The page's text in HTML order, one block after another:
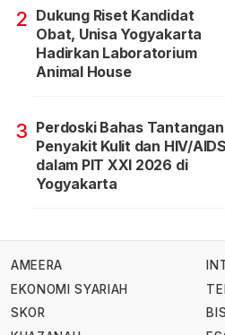
2 Dukung Riset Kandidat
Obat, Unisa Yogyakarta
Hadirkan Laboratorium
Animal House
3 Perdoski Bahas Tantangan
Penyakit Kulit dan HIV/AIDS
dalam PIT XXI 2026 di
Yogyakarta
AMEERA
EKONOMI SYARIAH
SKOR